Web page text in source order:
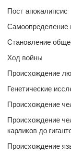
Пост апокалипсис
Самоопределение
Становление
Ход войны
Происхождение
Генетические
Происхождение
Происхождение
карликов до
Происхождение